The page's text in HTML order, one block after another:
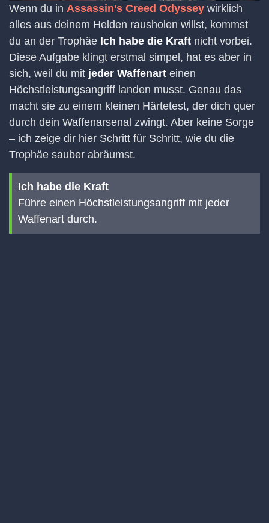
Wenn du in Assassin’s Creed Odyssey wirklich
alles aus deinem Helden rausholen willst, kommst
du an der Trophäe Ich habe die Kraft nicht vorbei.
Diese Aufgabe klingt erstmal simpel, hat es aber in
sich, weil du mit jeder Waffenart einen
Höchstleistungsangriff landen musst. Genau das
macht sie zu einem kleinen Härtetest, der dich quer
durch dein Waffenarsenal zwingt. Aber keine Sorge
– ich zeige dir hier Schritt für Schritt, wie du die
Trophäe sauber abräumst.
Ich habe die Kraft
Führe einen Höchstleistungsangriff mit jeder
Waffenart durch.